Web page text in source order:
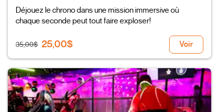
Déjouez le chrono dans une mission immersive où
chaque seconde peut tout faire exploser!
35,00$ 25,00$ Voir